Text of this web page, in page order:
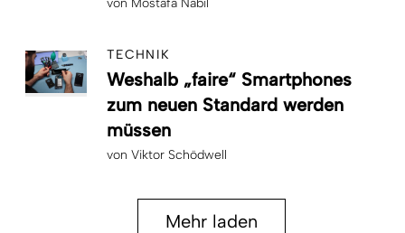
TECHNIK
Weshalb „faire“ Smartphones
zum neuen Standard werden
müssen
von Viktor Schödwell
Mehr laden